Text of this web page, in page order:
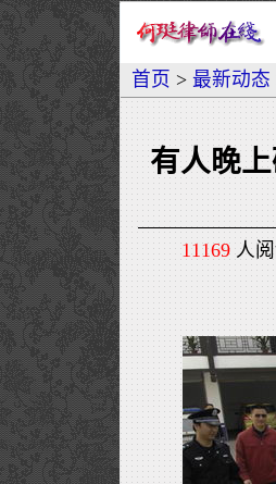
首页 > 最新动态
有人晚
11169 人